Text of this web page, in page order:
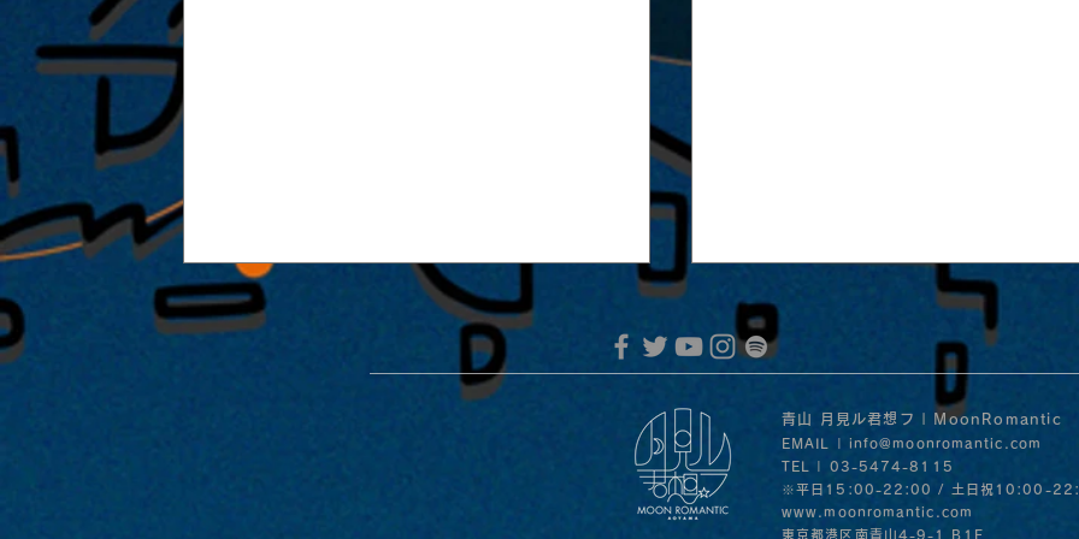
青山 月見ル君想フ | MoonRomantic
EMAIL |
info@moonromantic.com
TEL | 03-5474-8115
※平日15:00-22:00 / 土日祝10:00-
www.moonromantic.com
​東京都港区南青山4-9-1 B1F